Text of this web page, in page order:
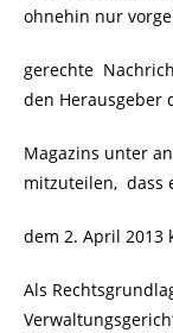
ohnehin nur
gerechte
den Herausgeber
Magazins unter
mitzuteilen, dass
dem 2. April 2013
Als